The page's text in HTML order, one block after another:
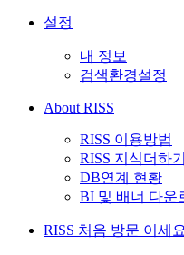
설정
내 정보
검색환경설정
About RISS
RISS 이용방법
RISS 지식더하기
DB연계 현황
BI 및 배너 다운
RISS 처음 방문 이세